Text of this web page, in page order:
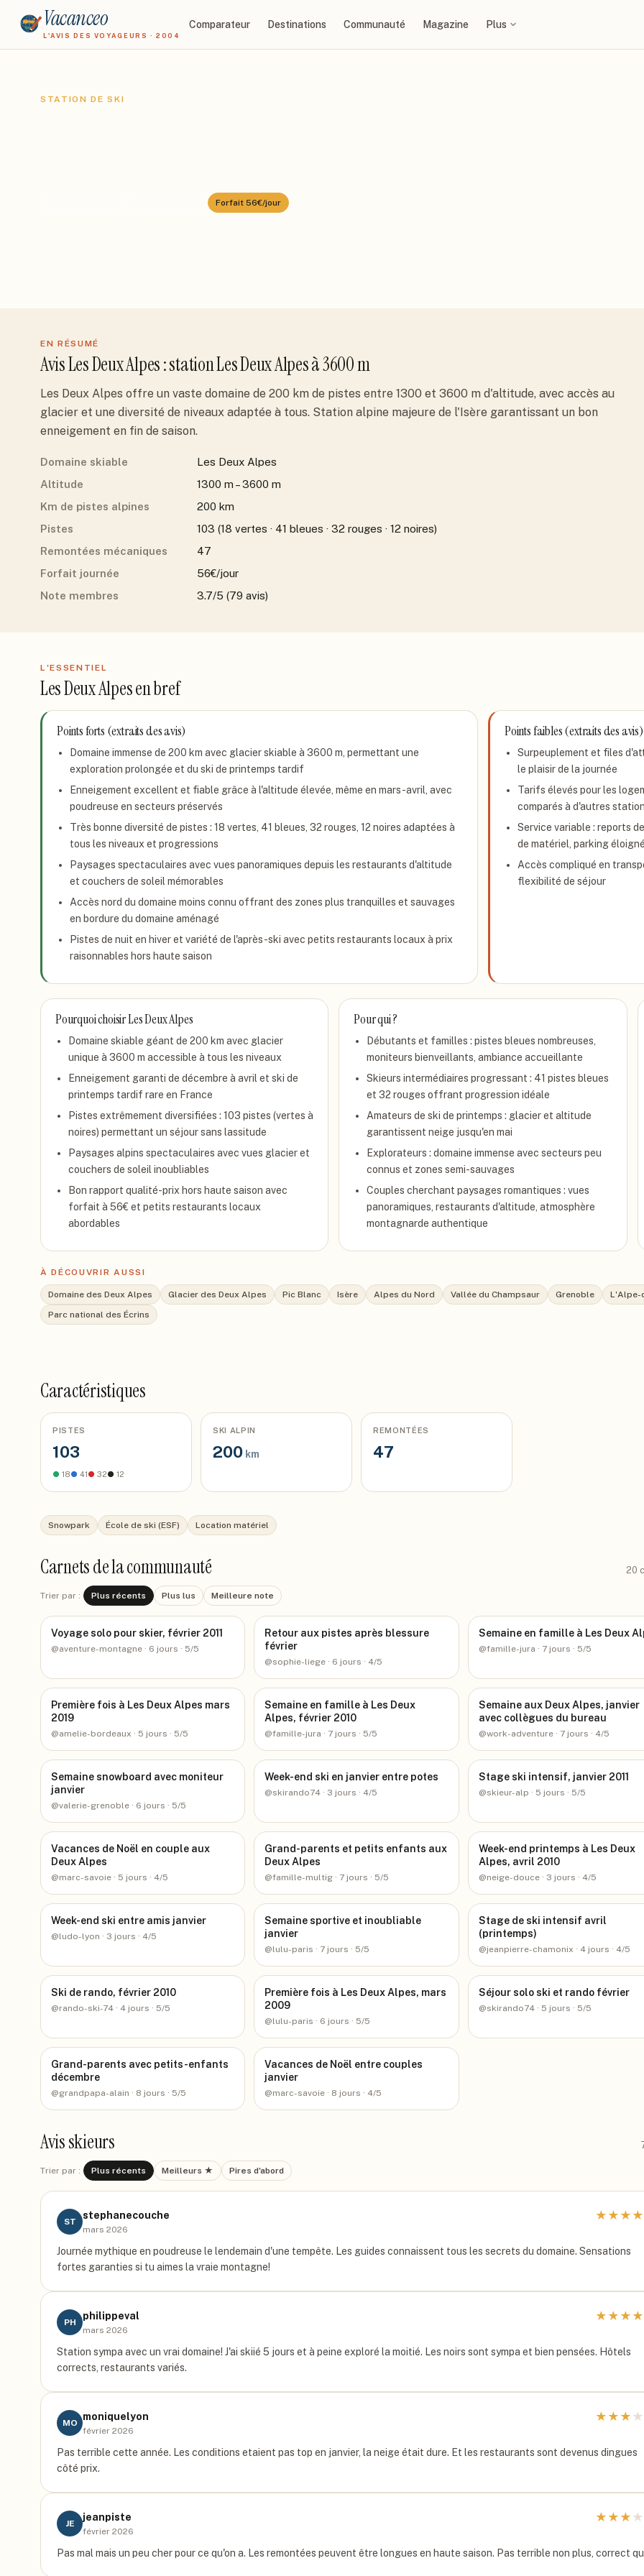
Vacanceo
L'AVIS DES VOYAGEURS · 2004
Comparateur Destinations Communauté Magazine Plus
STATION DE SKI
Forfait 56€/jour
EN RÉSUMÉ
AvisLes Deux Alpes: stationLes Deux Alpesà 3600 m
Les Deux Alpes offre un vaste domaine de 200 km de pistes entre 1300 et 3600 m d'altitude, avec accès au
glacier et une diversité de niveaux adaptée à tous. Station alpine majeure de l'Isère garantissant un bon
enneigement en fin de saison.
Domaine skiable
Les Deux Alpes
Altitude
1300 m – 3600 m
Km de pistes alpines
200 km
Pistes
103 (18 vertes · 41 bleues · 32 rouges · 12 noires)
Remontées mécaniques
47
Forfait journée
56€/jour
Note membres
3.7/5 (79 avis)
L'ESSENTIEL
Les Deux Alpesen bref
Points forts (extraits des avis)
Domaine immense de 200 km avec glacier skiable à 3600 m, permettant une
exploration prolongée et du ski de printemps tardif
Enneigement excellent et fiable grâce à l'altitude élevée, même en mars-avril, avec
poudreuse en secteurs préservés
Très bonne diversité de pistes : 18 vertes, 41 bleues, 32 rouges, 12 noires adaptées à
tous les niveaux et progressions
Paysages spectaculaires avec vues panoramiques depuis les restaurants d'altitude
et couchers de soleil mémorables
Accès nord du domaine moins connu offrant des zones plus tranquilles et sauvages
en bordure du domaine aménagé
Pistes de nuit en hiver et variété de l'après-ski avec petits restaurants locaux à prix
raisonnables hors haute saison
Points faibles (extraits des avis)
Surpeuplement et files
le plaisir de la journée
Tarifs élevés pour les
comparés à d'autres
Service variable : reports
de matériel, parking
Accès compliqué en
flexibilité de séjour
Pourquoi choisirLes Deux Alpes
Domaine skiable géant de 200 km avec glacier
unique à 3600 m accessible à tous les niveaux
Enneigement garanti de décembre à avril et ski de
printemps tardif rare en France
Pistes extrêmement diversifiées : 103 pistes (vertes à
noires) permettant un séjour sans lassitude
Paysages alpins spectaculaires avec vues glacier et
couchers de soleil inoubliables
Bon rapport qualité-prix hors haute saison avec
forfait à 56€ et petits restaurants locaux
abordables
Pour qui ?
Débutants et familles : pistes bleues nombreuses,
moniteurs bienveillants, ambiance accueillante
Skieurs intermédiaires progressant : 41 pistes bleues
et 32 rouges offrant progression idéale
Amateurs de ski de printemps : glacier et altitude
garantissent neige jusqu'en mai
Explorateurs : domaine immense avec secteurs peu
connus et zones semi-sauvages
Couples cherchant paysages romantiques : vues
panoramiques, restaurants d'altitude, atmosphère
montagnarde authentique
À DÉCOUVRIR AUSSI
Domaine des Deux Alpes Glacier des Deux Alpes Pic Blanc Isère Alpes du Nord Vallée du Champsaur Grenoble
L'Alpe-
Parc national des Écrins
Caractéristiques
PISTES
103
● 18● 41● 32● 12
SKI ALPIN
200 km
REMONTÉES
47
Snowpark École de ski (ESF) Location matériel
Carnets de la communauté 20
Trier par : Plus récents Plus lus Meilleure note
Voyage solo pour skier, février 2011
@aventure-montagne · 6 jours · 5/5
Retour aux pistes après blessure
février
@sophie-liege · 6 jours · 4/5
Semaine en famille à Les Deux
@famille-jura · 7 jours · 5/5
Première fois à Les Deux Alpes mars
2019
@amelie-bordeaux · 5 jours · 5/5
Semaine en famille à Les Deux
Alpes, février 2010
@famille-jura · 7 jours · 5/5
Semaine aux Deux Alpes, janvier
avec collègues du bureau
@work-adventure· 7 jours · 4/5
Semaine snowboard avec moniteur
janvier
@valerie-grenoble · 6 jours · 5/5
Week-end ski en janvier entre potes
@skirando74 · 3 jours · 4/5
Stage ski intensif, janvier 2011
@skieur-alp · 5 jours · 5/5
Vacances de Noël en couple aux
Deux Alpes
@marc-savoie · 5 jours · 4/5
Grand-parents et petits enfants aux
Deux Alpes
@famille-multig · 7 jours · 5/5
Week-end printemps à Les Deux
Alpes, avril 2010
@neige-douce· 3 jours · 4/5
Week-end ski entre amis janvier
@ludo-lyon · 3 jours · 4/5
Semaine sportive et inoubliable
janvier
@lulu-paris · 7 jours · 5/5
Stage de ski intensif avril
(printemps)
@jeanpierre-chamonix · 4 jours · 4/5
Ski de rando, février 2010
@rando-ski-74 · 4 jours · 5/5
Première fois à Les Deux Alpes, mars
2009
@lulu-paris · 6 jours · 5/5
Séjour solo ski et rando février
@skirando74· 5 jours · 5/5
Grand-parents avec petits-enfants
décembre
@grandpapa-alain · 8 jours · 5/5
Vacances de Noël entre couples
janvier
@marc-savoie · 8 jours · 4/5
Avis skieurs
Trier par : Plus récents Meilleurs ★ Pires d'abord
ST
stephanecouche
mars 2026
★ ★ ★ ★
Journée mythique en poudreuse le lendemain d'une tempête. Les guides connaissent tous les secrets du domaine. Sensations
fortes garanties si tu aimes la vraie montagne!
PH
philippeval
mars 2026
★ ★ ★ ★
Station sympa avec un vrai domaine! J'ai skiié 5 jours et à peine exploré la moitié. Les noirs sont sympa et bien pensées. Hôtels
corrects, restaurants variés.
MO
moniquelyon
février 2026
★ ★ ★ ★
Pas terrible cette année. Les conditions etaient pas top en janvier, la neige était dure. Et les restaurants sont devenus dingues
côté prix.
JE
jeanpiste
février 2026
★ ★ ★ ★
Pas mal mais un peu cher pour ce qu'on a. Les remontées peuvent être longues en haute saison. Pas terrible non plus, correct